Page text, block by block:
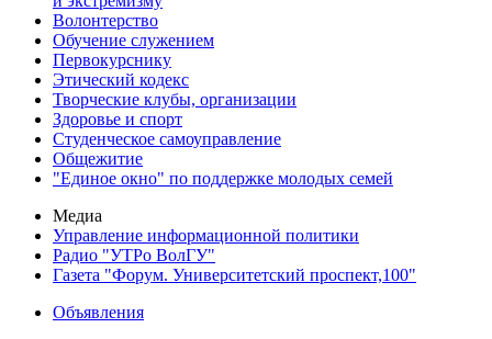
Волонтерство
Обучение служением
Первокурснику
Этический кодекс
Творческие клубы, организации
Здоровье и спорт
Студенческое самоуправление
Общежитие
"Единое окно" по поддержке молодых семей
Медиа
Управление информационной политики
Радио "УТРо ВолГУ"
Газета "Форум. Университетский проспект,100"
Объявления